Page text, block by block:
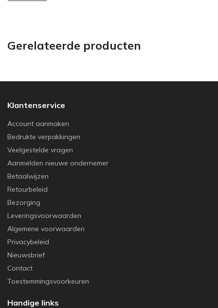
Gerelateerde producten
Klantenservice
Account aanmaken
Bedrukte verpakkingen
Veelgestelde vragen
Aanmelden nieuwe ondernemer
Betaalwijzen
Retourbeleid
Bezorging
Leveringsvoorwaarden
Algemene voorwaarden
Privacybeleid
Nieuwsbrief
Contact
Toestemmingsvoorkeuren
Handige links